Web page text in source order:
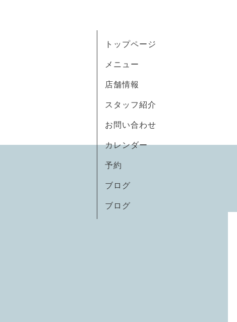
トップページ
メニュー
店舗情報
スタッフ紹介
お問い合わせ
カレンダー
予約
ブログ
ブログ